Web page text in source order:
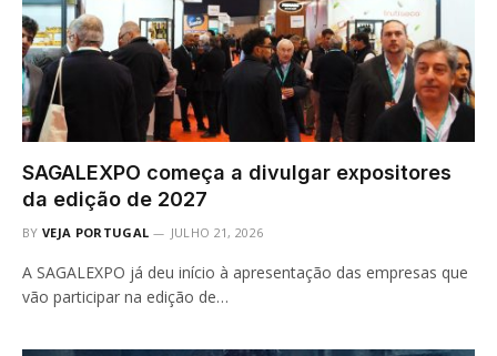
SAGALEXPO começa a divulgar expositores
da edição de 2027
BY VEJA PORTUGAL JULHO 21, 2026
A SAGALEXPO já deu início à apresentação das empresas que
vão participar na edição de…